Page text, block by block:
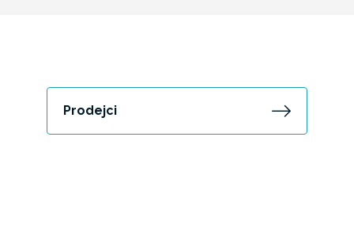
Prodejci